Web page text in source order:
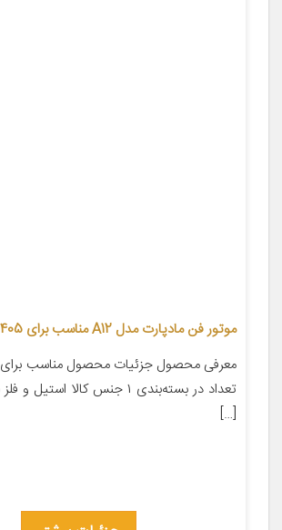
موتور فن مادپارت مدل A12 مناسب برای 405
تعداد در بسته‌بندی ۱ جنس کالا
[…]